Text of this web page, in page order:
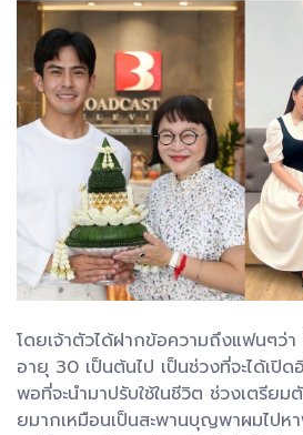
โดยเจ้าตัวได้ฝากข้อความถึงแฟนๆว่า
อายุ 30 เป็นต้นไป เป็นช่วงที่จะได้เปิ
พอที่จะนำมาปรับใช้ในชีวิต ช่วงเตรีย
ยมากเหมือนเป็นสะพานบุญพาผมไปห